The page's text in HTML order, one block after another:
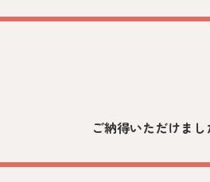
ご納得いただけま